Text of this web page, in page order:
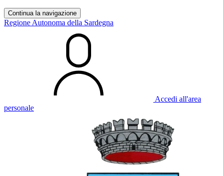
Continua la navigazione
Regione Autonoma della Sardegna
Accedi all'area
personale